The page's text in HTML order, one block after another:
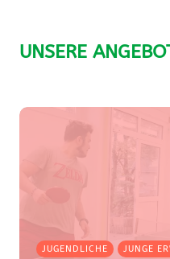
UNSERE
JUGENDLICHE JUNGE